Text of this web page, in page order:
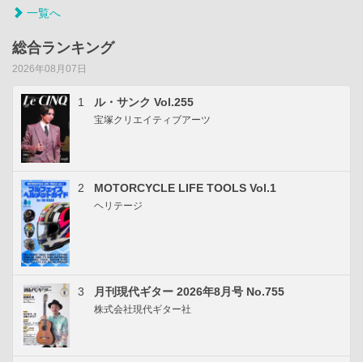
一覧へ
総合ランキング
2026年08月07日
1 ル・サンク Vol.255
宝塚クリエイティブアーツ
2 MOTORCYCLE LIFE TOOLS Vol.1
ヘリテージ
3 月刊現代ギター 2026年8月号 No.755
株式会社現代ギター社